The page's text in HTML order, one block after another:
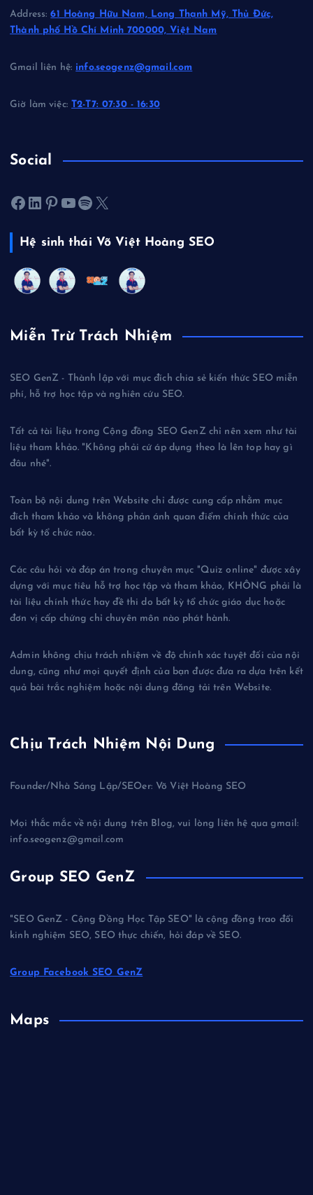
Address:61 Hoàng Hữu Nam, Long Thạnh Mỹ, Thủ Đức,
Thành phố Hồ Chí Minh 700000, Việt Nam
Gmail liên hệ: info.seogenz@gmail.com
Giờ làm việc:T2-T7: 07:30 - 16:30
Social
Facebook LinkedIn Pinterest Youtube Spotify X
Hệ sinh thái Võ Việt Hoàng SEO
Miễn Trừ Trách Nhiệm
SEO GenZ - Thành lập với mục đích chia sẻ kiến thức SEO miễn
phí, hỗ trợ học tập và nghiên cứu SEO.
Tất cả tài liệu trong Cộng đồng SEO GenZ chỉ nên xem như tài
liệu tham khảo. "Không phải cứ áp dụng theo là lên top hay gì
đâu nhé".
Toàn bộ nội dung trên Website chỉ được cung cấp nhằm mục
đích tham khảo và không phản ánh quan điểm chính thức của
bất kỳ tổ chức nào.
Các câu hỏi và đáp án trong chuyên mục "Quiz online" được xây
dựng với mục tiêu hỗ trợ học tập và tham khảo, KHÔNG phải là
tài liệu chính thức hay đề thi do bất kỳ tổ chức giáo dục hoặc
đơn vị cấp chứng chỉ chuyên môn nào phát hành.
Admin không chịu trách nhiệm về độ chính xác tuyệt đối của nội
dung, cũng như mọi quyết định của bạn được đưa ra dựa trên kết
quả bài trắc nghiệm hoặc nội dung đăng tải trên Website.
Chịu Trách Nhiệm Nội Dung
Founder/Nhà Sáng Lập/SEOer: Võ Việt Hoàng SEO
Mọi thắc mắc về nội dung trên Blog, vui lòng liên hệ qua gmail:
info.seogenz@gmail.com
Group SEO GenZ
"SEO GenZ - Cộng Đồng Học Tập SEO" là cộng đồng trao đổi
kinh nghiệm SEO, SEO thực chiến, hỏi đáp về SEO.
Group Facebook SEO GenZ
Maps